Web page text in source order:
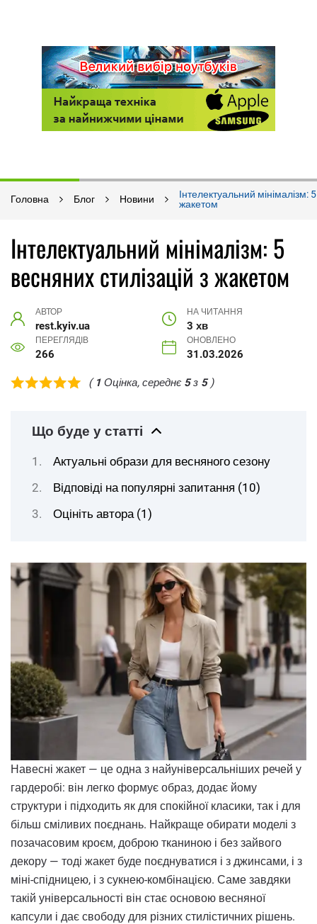
Головна Блог Новини
Інтелектуальний мінімалізм:
жакетом
Інтелектуальний мінімалізм: 5
весняних стилізацій з жакетом
АВТОР
rest.kyiv.ua
НА ЧИТАННЯ
3 хв
ПЕРЕГЛЯДІВ
266
ОНОВЛЕНО
31.03.2026
( 1 Оцінка, середнє 5з 5)
Що буде у статті
Актуальні образи для весняного сезону
Відповіді на популярні запитання (10)
Оцініть автора (1)
Навесні жакет — це одна з найуніверсальніших речей у
гардеробі: він легко формує образ, додає йому
структури і підходить як для спокійної класики, так і для
більш сміливих поєднань. Найкраще обирати моделі з
позачасовим кроєм, доброю тканиною і без зайвого
декору — тоді жакет буде поєднуватися і з джинсами, і з
міні-спідницею, і з сукнею-комбінацією. Саме завдяки
такій універсальності він стає основою весняної
капсули і дає свободу для різних стилістичних рішень.